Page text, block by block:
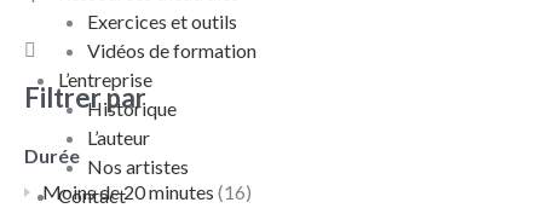
Exercices et outils
Vidéos de formation
L’entreprise
Historique
L’auteur
Nos artistes
Contact
Filtrer par
Durée
Moins de 20 minutes (16)